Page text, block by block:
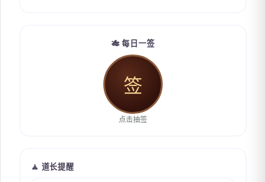
🎋 每日一签
签
点击抽签
🧘 道长提醒